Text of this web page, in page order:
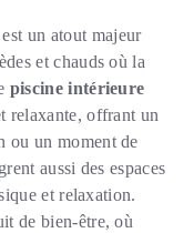
est un atout majeur
et chauds où la
piscine intérieure
relaxante, offrant un
ou un moment de
aussi des espaces
et relaxation.
de bien-être, où